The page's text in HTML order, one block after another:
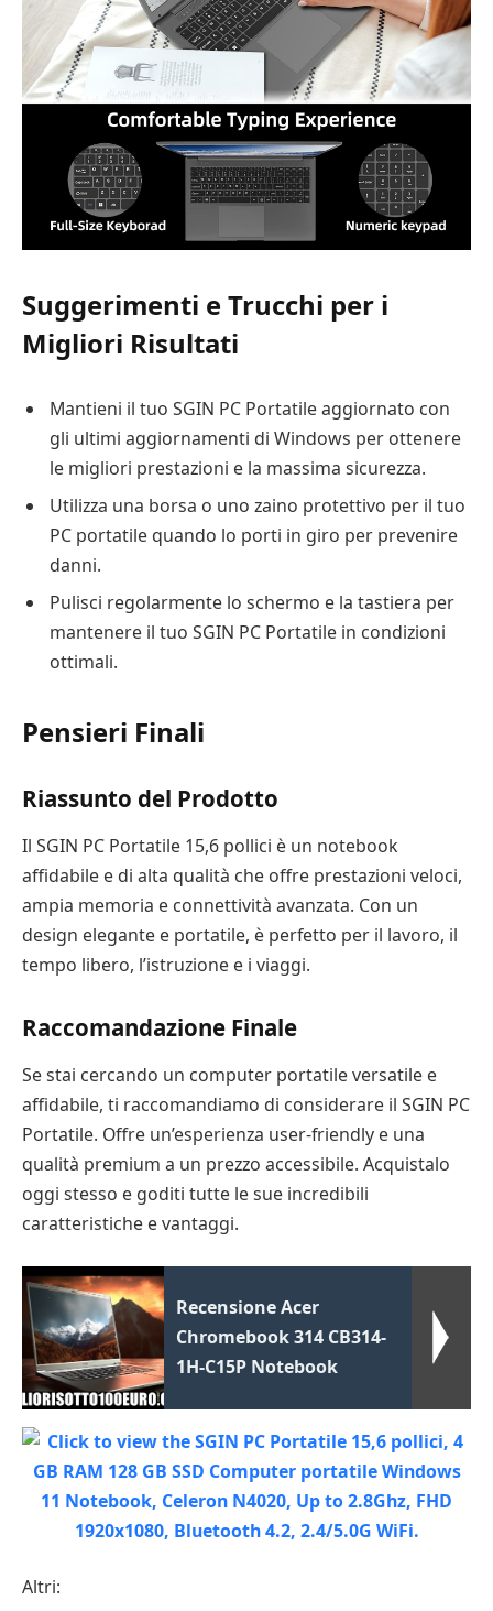
Suggerimenti e Trucchi per i
Migliori Risultati
Mantieni il tuo SGIN PC Portatile aggiornato con
gli ultimi aggiornamenti di Windows per ottenere
le migliori prestazioni e la massima sicurezza.
Utilizza una borsa o uno zaino protettivo per il tuo
PC portatile quando lo porti in giro per prevenire
danni.
Pulisci regolarmente lo schermo e la tastiera per
mantenere il tuo SGIN PC Portatile in condizioni
ottimali.
Pensieri Finali
Riassunto del Prodotto
Il SGIN PC Portatile 15,6 pollici è un notebook
affidabile e di alta qualità che offre prestazioni veloci,
ampia memoria e connettività avanzata. Con un
design elegante e portatile, è perfetto per il lavoro, il
tempo libero, l’istruzione e i viaggi.
Raccomandazione Finale
Se stai cercando un computer portatile versatile e
affidabile, ti raccomandiamo di considerare il SGIN PC
Portatile. Offre un’esperienza user-friendly e una
qualità premium a un prezzo accessibile. Acquistalo
oggi stesso e goditi tutte le sue incredibili
caratteristiche e vantaggi.
Recensione Acer
Chromebook 314 CB314-
1H-C15P Notebook
Altri: